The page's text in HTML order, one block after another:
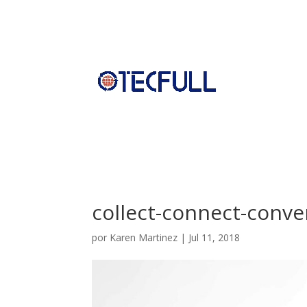
collect-connect-
por Karen Martinez | Jul 11, 2018